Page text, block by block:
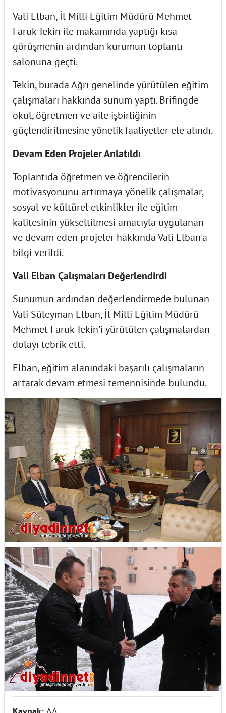
Vali Elban, İl Milli Eğitim Müdürü Mehmet
Faruk Tekin ile makamında yaptığı kısa
görüşmenin ardından kurumun toplantı
salonuna geçti.
Tekin, burada Ağrı genelinde yürütülen eğitim
çalışmaları hakkında sunum yaptı. Brifingde
okul, öğretmen ve aile işbirliğinin
güçlendirilmesine yönelik faaliyetler ele alındı.
Devam Eden Projeler Anlatıldı
Toplantıda öğretmen ve öğrencilerin
motivasyonunu artırmaya yönelik çalışmalar,
sosyal ve kültürel etkinlikler ile eğitim
kalitesinin yükseltilmesi amacıyla uygulanan
ve devam eden projeler hakkında Vali Elban'a
bilgi verildi.
Vali Elban Çalışmaları Değerlendirdi
Sunumun ardından değerlendirmede bulunan
Vali Süleyman Elban, İl Milli Eğitim Müdürü
Mehmet Faruk Tekin'i yürütülen çalışmalardan
dolayı tebrik etti.
Elban, eğitim alanındaki başarılı çalışmaların
artarak devam etmesi temennisinde bulundu.